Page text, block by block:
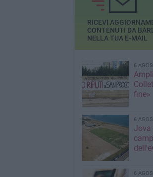
RICEVI
CONTENUTI DA
NELLA TUA E-MAIL
6
fine»
6
Jova
6